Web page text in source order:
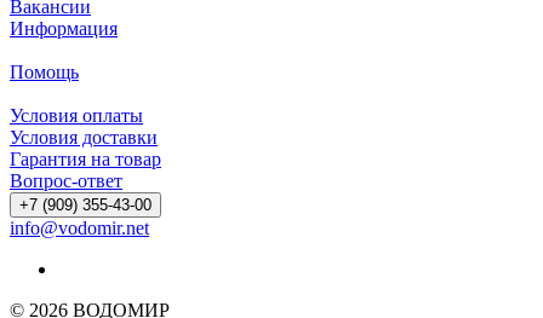
Вакансии
Информация
Помощь
Условия оплаты
Условия доставки
Гарантия на товар
Вопрос-ответ
+7 (909) 355-43-00
info@vodomir.net
© 2026 ВОДОМИР